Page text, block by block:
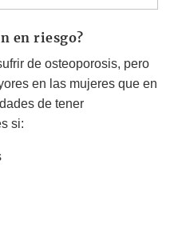
en riesgo?
de osteoporosis, pero
en las mujeres que en
de tener
si: